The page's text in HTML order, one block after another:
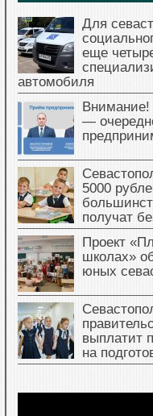
Для
еще
автомобиля
—
5000
получат
Проект
школах»
юных
выплатит
на